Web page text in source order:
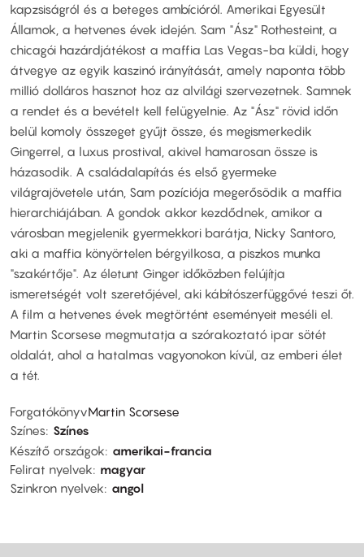
kapzsiságról és a beteges ambícióról. Amerikai Egyesült
Államok, a hetvenes évek idején. Sam "Ász" Rothesteint, a
chicagói hazárdjátékost a maffia Las Vegas-ba küldi, hogy
átvegye az egyik kaszinó irányítását, amely naponta több
millió dolláros hasznot hoz az alvilági szervezetnek. Samnek
a rendet és a bevételt kell felügyelnie. Az "Ász" rövid időn
belül komoly összeget gyűjt össze, és megismerkedik
Gingerrel, a luxus prostival, akivel hamarosan össze is
házasodik. A családalapítás és első gyermeke
világrajövetele után, Sam pozíciója megerősödik a maffia
hierarchiájában. A gondok akkor kezdődnek, amikor a
városban megjelenik gyermekkori barátja, Nicky Santoro,
aki a maffia könyörtelen bérgyilkosa, a piszkos munka
"szakértője". Az életunt Ginger időközben felújítja
ismeretségét volt szeretőjével, aki kábítószerfüggővé teszi őt.
A film a hetvenes évek megtörtént eseményeit meséli el.
Martin Scorsese megmutatja a szórakoztató ipar sötét
oldalát, ahol a hatalmas vagyonokon kívül, az emberi élet
a tét.
ForgatókönyvMartin Scorsese
Színes Színes
Készítő országok
amerikai-francia
Felirat nyelvek
magyar
Szinkron nyelvek
angol